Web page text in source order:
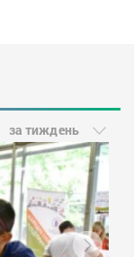
за тиждень